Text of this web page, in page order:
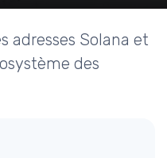
adresses Solana et
des